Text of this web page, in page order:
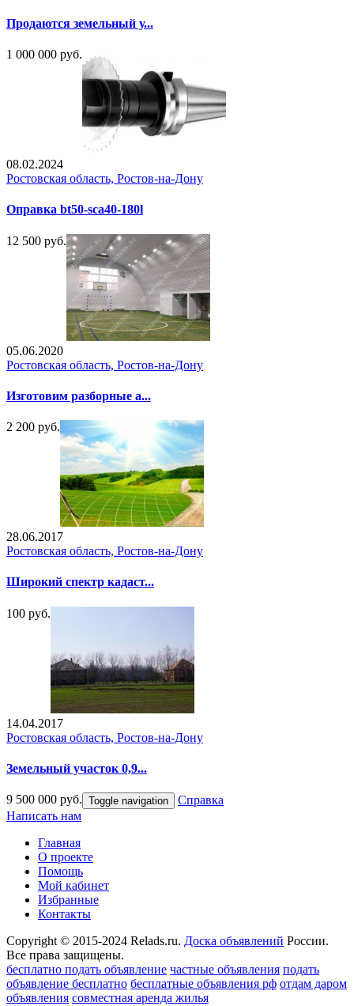
Продаются земельный у...
1 000 000 руб.
08.02.2024
Ростовская область, Ростов-на-Дону
Оправка bt50-sca40-180l
12 500 руб.
05.06.2020
Ростовская область, Ростов-на-Дону
Изготовим разборные а...
2 200 руб.
28.06.2017
Ростовская область, Ростов-на-Дону
Широкий спектр кадаст...
100 руб.
14.04.2017
Ростовская область, Ростов-на-Дону
Земельный участок 0,9...
9 500 000 руб. Toggle navigation
Справка
Написать нам
Главная
О проекте
Помощь
Мой кабинет
Избранные
Контакты
Copyright © 2015-2024 Relads.ru. Доска объявлений России.
Все права защищены.
бесплатно подать объявление частные объявления подать
объявление бесплатно бесплатные объявления рф отдам даром
объявления совместная аренда жилья